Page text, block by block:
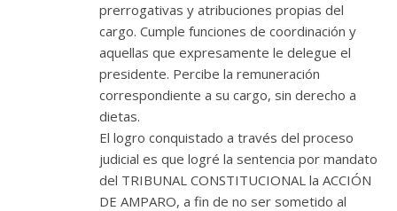
prerrogativas y atribuciones propias del
cargo. Cumple funciones de coordinación y
aquellas que expresamente le delegue el
presidente. Percibe la remuneración
correspondiente a su cargo, sin derecho a
dietas.
El logro conquistado a través del proceso
judicial es que logré la sentencia por mandato
del TRIBUNAL CONSTITUCIONAL la ACCIÓN
DE AMPARO, a fin de no ser sometido al